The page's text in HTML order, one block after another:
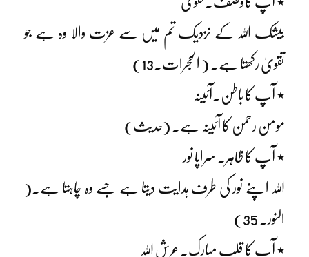
بیشک اللہ کے نزدیک تم میں سے عزت والا وہ ہے جو
تقویٰ رکھتا ہے۔ ( الحجرات۔13)
٭ آپ کا باطن۔آئینہ
مومن رحمن کا آئینہ ہے۔ (حدیث)
٭ آپ کا ظاہر۔ سراپا نور
اللہ اپنے نور کی طرف ہدایت دیتا ہے جسے وہ چاہتا ہے۔(
النور۔ 35)
٭ آپ کا قلب مبارک۔ عرش اللہ